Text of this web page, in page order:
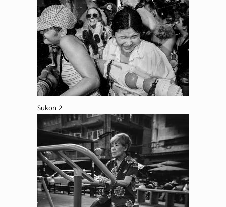
Sukon 2